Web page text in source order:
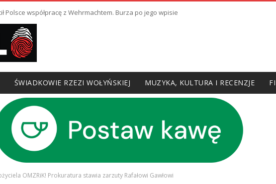
Polsce współpracę z Wehrmachtem. Burza po jego wpisie
ŚWIADKOWIE RZEZI WOŁYŃSKIEJ MUZYKA, KULTURA I RECENZJE
OMZRiK! Prokuratura stawia zarzuty Rafałowi Gawłowi